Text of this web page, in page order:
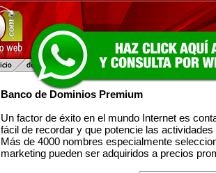
Banco de Dominios Premium
Un factor de éxito en el mundo Internet es
fácil de recordar y que potencie las
Más de 4000 nombres especialmente
marketing pueden ser adquiridos a precios